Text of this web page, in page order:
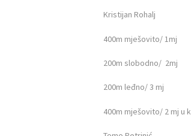
Kristijan Rohalj
400m mješovito/ 1mj
200m slobodno/ 2mj
200m leđno/ 3 mj
400m mješovito/ 2 mj u